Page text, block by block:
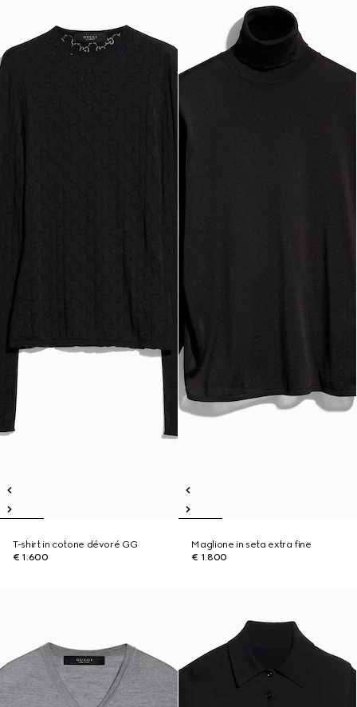
T-shirt in cotone dévoré GG
€ 1.600
Maglione in seta extra fine
€ 1.800